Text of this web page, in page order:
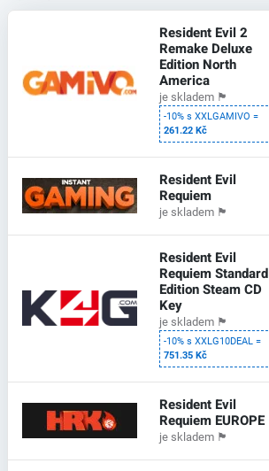
Resident Evil 2
Remake Deluxe
Edition North
America
je skladem 🏴
-10% s XXLGAMIVO =
261.22 Kč
Resident Evil
Requiem
je skladem 🏴
Resident Evil
Requiem Standard
Edition Steam CD
Key
je skladem 🏴
-10% s XXLG10DEAL =
751.35 Kč
Resident Evil
Requiem EUROPE
je skladem 🏴